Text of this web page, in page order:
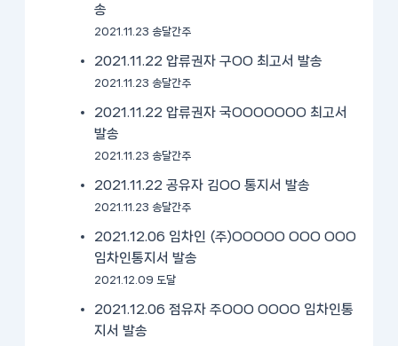
송
2021.11.23 송달간주
2021.11.22 압류권자 구OO 최고서 발송
2021.11.23 송달간주
2021.11.22 압류권자 국OOOOOOO 최고서
발송
2021.11.23 송달간주
2021.11.22 공유자 김OO 통지서 발송
2021.11.23 송달간주
2021.12.06 임차인 (주)OOOOO OOO OOO
임차인통지서 발송
2021.12.09 도달
2021.12.06 점유자 주OOO OOOO 임차인통
지서 발송